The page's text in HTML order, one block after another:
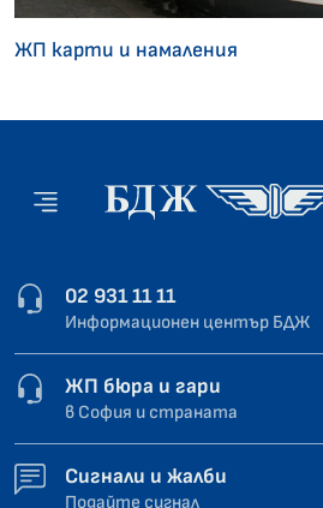
ЖП карти и намаления
02 931 11 11
Информационен център БДЖ
ЖП бюра и гари
в София и страната
Сигнали и жалби
Подайте сигнал